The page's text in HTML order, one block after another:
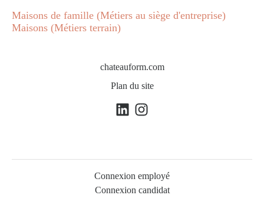
Maisons de famille (Métiers au siège d'entreprise)
Maisons (Métiers terrain)
chateauform.com
Plan du site
Connexion employé
Connexion candidat